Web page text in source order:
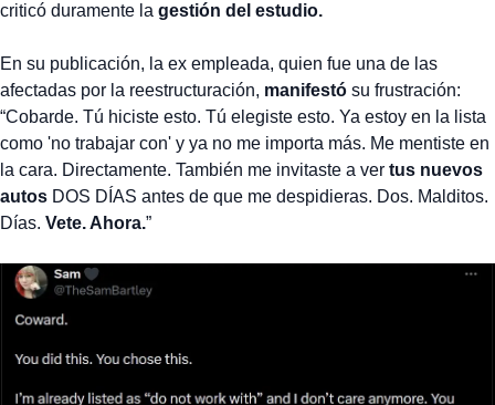
criticó duramente la gestión del estudio.
En su publicación, la ex empleada, quien fue una de las
afectadas por la reestructuración, manifestó su frustración:
“Cobarde. Tú hiciste esto. Tú elegiste esto. Ya estoy en la lista
como 'no trabajar con' y ya no me importa más. Me mentiste en
la cara. Directamente. También me invitaste a ver tus nuevos
autos DOS DÍAS antes de que me despidieras. Dos. Malditos.
Días. Vete. Ahora.”